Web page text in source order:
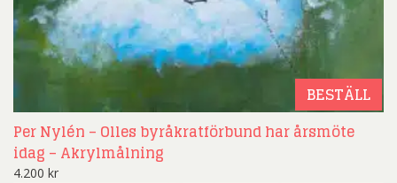
BESTÄLL
Per Nylén – Olles byråkratförbund har årsmöte
idag – Akrylmålning
4.200 kr